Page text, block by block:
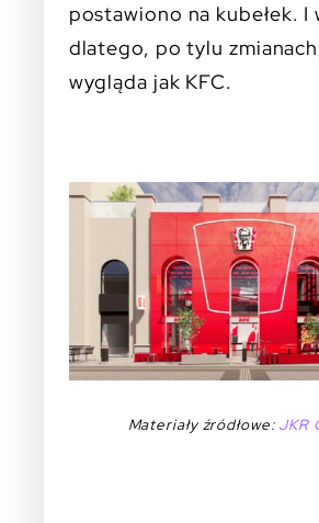
postawiono na kubełek. I
dlatego, po tylu
wygląda jak KFC.
Materiały źródłowe: JKR